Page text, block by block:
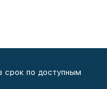
по доступным